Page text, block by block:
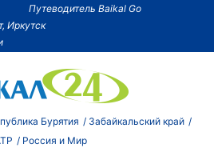
Путеводитель Baikal Go
Иркутск
Бурятия
Забайкальский край
Россия и Мир